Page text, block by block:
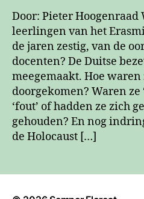
Door: Pieter
leerlingen van het
de jaren zestig, van de
docenten? De Duitse
meegemaakt. Hoe
doorgekomen? Waren ze
‘fout’ of hadden ze zich
gehouden? En nog
de Holocaust […]